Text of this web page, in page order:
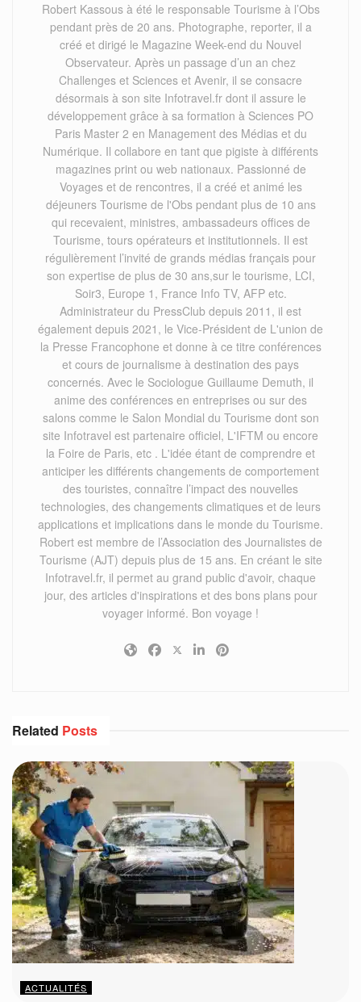
Robert Kassous à été le responsable Tourisme à l’Obs
pendant près de 20 ans. Photographe, reporter, il a
créé et dirigé le Magazine Week-end du Nouvel
Observateur. Après un passage d’un an chez
Challenges et Sciences et Avenir, il se consacre
désormais à son site Infotravel.fr dont il assure le
développement grâce à sa formation à Sciences PO
Paris Master 2 en Management des Médias et du
Numérique. Il collabore en tant que pigiste à différents
magazines print ou web nationaux. Passionné de
Voyages et de rencontres, il a créé et animé les
déjeuners Tourisme de l'Obs pendant plus de 10 ans
qui recevaient, ministres, ambassadeurs offices de
Tourisme, tours opérateurs et institutionnels. Il est
régulièrement l’invité de grands médias français pour
son expertise de plus de 30 ans,sur le tourisme, LCI,
Soir3, Europe 1, France Info TV, AFP etc.
Administrateur du PressClub depuis 2011, il est
également depuis 2021, le Vice-Président de L'union de
la Presse Francophone et donne à ce titre conférences
et cours de journalisme à destination des pays
concernés. Avec le Sociologue Guillaume Demuth, il
anime des conférences en entreprises ou sur des
salons comme le Salon Mondial du Tourisme dont son
site Infotravel est partenaire officiel, L'IFTM ou encore
la Foire de Paris, etc . L'idée étant de comprendre et
anticiper les différents changements de comportement
des touristes, connaître l’impact des nouvelles
technologies, des changements climatiques et de leurs
applications et implications dans le monde du Tourisme.
Robert est membre de l’Association des Journalistes de
Tourisme (AJT) depuis plus de 15 ans. En créant le site
Infotravel.fr, il permet au grand public d'avoir, chaque
jour, des articles d'inspirations et des bons plans pour
voyager informé. Bon voyage !
Related Posts
ACTUALITÉS